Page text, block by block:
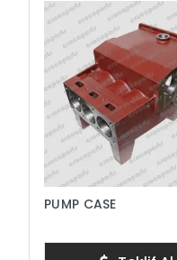
PUMP CASE